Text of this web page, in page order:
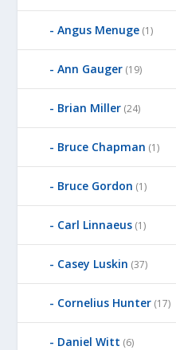
Angus Menuge (1)
Ann Gauger (19)
Brian Miller (24)
Bruce Chapman (1)
Bruce Gordon (1)
Carl Linnaeus (1)
Casey Luskin (37)
Cornelius Hunter (17)
Daniel Witt (6)